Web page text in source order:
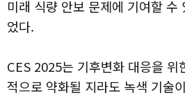
미래 식량 안보 문제에 기여할 수
었다.
CES 2025는 기후변화 대응을 위
적으로 약화될 지라도 녹색 기술